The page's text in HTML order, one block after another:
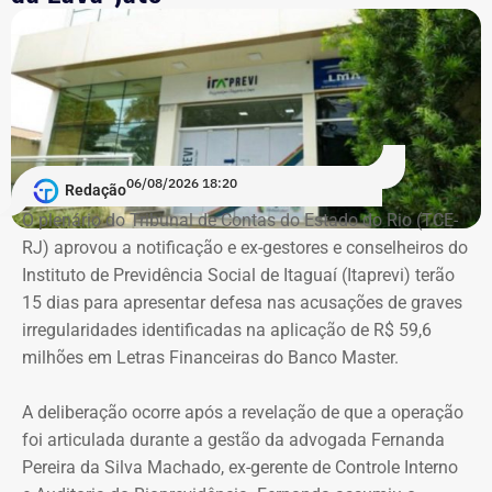
De acordo com os dados do registro de candidatura, Alex
Melim nasceu no Rio de Janeiro em 2 de junho de 1976, é
casado, possui ensino médio completo e declarou exercer
a profissão de empresário.
Em documento de consulta pública da Casa da Moeda do
Brasil, Alex Ofredi Melim aparece como representante da
Melim Corretora de Seguros Ltda., empresa que atua no
setor de seguros e planos de saúde.
Redação06/08/2026 18:20
O plenário do Tribunal de Contas do Estado do Rio (TCE-
RJ) aprovou a notificação e ex-gestores e conselheiros do
Instituto de Previdência Social de Itaguaí (Itaprevi) terão
15 dias para apresentar defesa nas acusações de graves
irregularidades identificadas na aplicação de R$ 59,6
milhões em Letras Financeiras do Banco Master.
A deliberação ocorre após a revelação de que a operação
foi articulada durante a gestão da advogada Fernanda
Pereira da Silva Machado, ex-gerente de Controle Interno